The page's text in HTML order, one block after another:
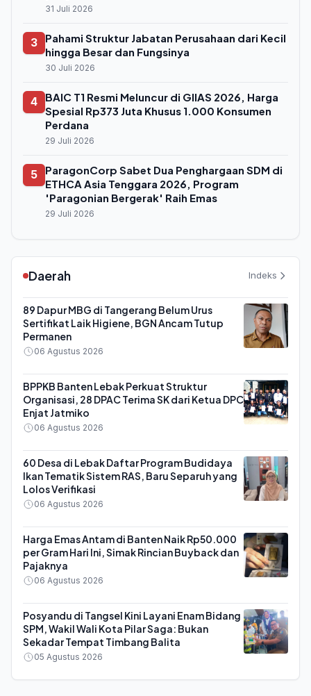
31 Juli 2026
3
Pahami Struktur Jabatan Perusahaan dari Kecil
hingga Besar dan Fungsinya
30 Juli 2026
4
BAIC T1 Resmi Meluncur di GIIAS 2026, Harga
Spesial Rp373 Juta Khusus 1.000 Konsumen
Perdana
29 Juli 2026
5
ParagonCorp Sabet Dua Penghargaan SDM di
ETHCA Asia Tenggara 2026, Program
'Paragonian Bergerak' Raih Emas
29 Juli 2026
Daerah Indeks
89 Dapur MBG di Tangerang Belum Urus
Sertifikat Laik Higiene, BGN Ancam Tutup
Permanen
06 Agustus 2026
BPPKB Banten Lebak Perkuat Struktur
Organisasi, 28 DPAC Terima SK dari Ketua DPC
Enjat Jatmiko
06 Agustus 2026
60 Desa di Lebak Daftar Program Budidaya
Ikan Tematik Sistem RAS, Baru Separuh yang
Lolos Verifikasi
06 Agustus 2026
Harga Emas Antam di Banten Naik Rp50.000
per Gram Hari Ini, Simak Rincian Buyback dan
Pajaknya
06 Agustus 2026
Posyandu di Tangsel Kini Layani Enam Bidang
SPM, Wakil Wali Kota Pilar Saga: Bukan
Sekadar Tempat Timbang Balita
05 Agustus 2026